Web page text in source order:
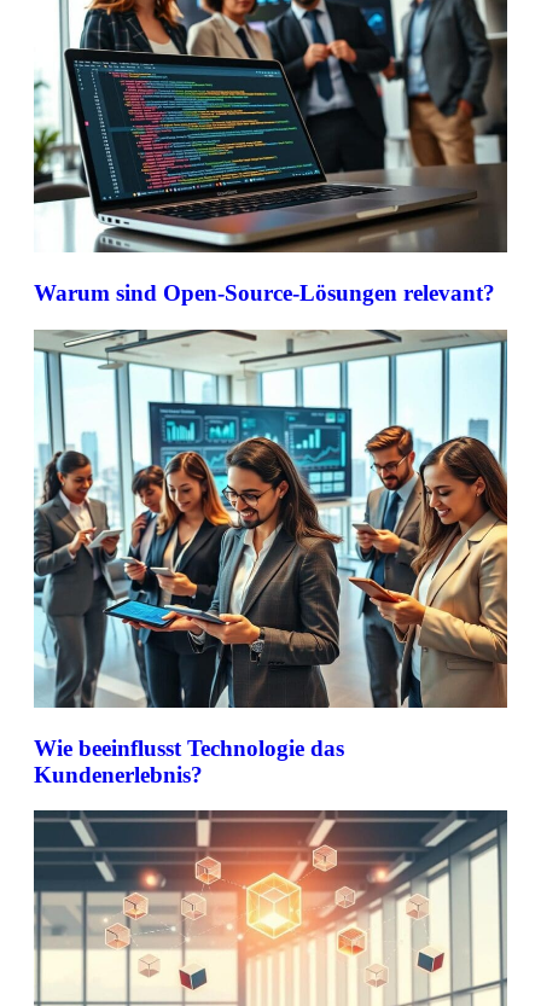
Warum sind Open-Source-Lösungen relevant?
Wie beeinflusst Technologie das
Kundenerlebnis?